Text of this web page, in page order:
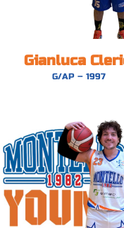
Gianluca
G/AP – 1997